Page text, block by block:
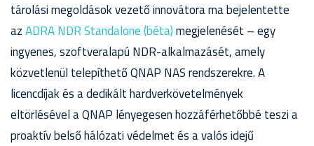
tárolási megoldások vezető innovátora ma bejelentette
azADRA NDR Standalone (béta)megjelenését – egy
ingyenes, szoftveralapú NDR-alkalmazásét, amely
közvetlenül telepíthető QNAP NAS rendszerekre. A
licencdíjak és a dedikált hardverkövetelmények
eltörlésével a QNAP lényegesen hozzáférhetőbbé teszi a
proaktív belső hálózati védelmet és a valós idejű